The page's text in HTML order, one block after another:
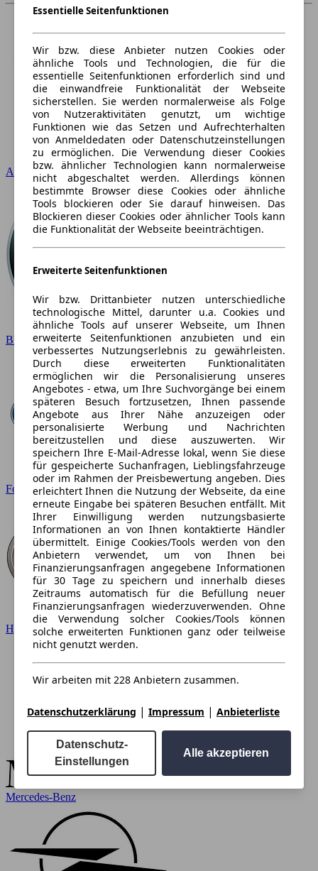
Audi
BMW
Ford
Hyundai
Mercedes-Benz
Essentielle Seitenfunktionen
Wir bzw. diese Anbieter nutzen Cookies oder
ähnliche Tools und Technologien, die für die
essentielle Seitenfunktionen erforderlich sind und
die einwandfreie Funktionalität der Webseite
sicherstellen. Sie werden normalerweise als Folge
von Nutzeraktivitäten genutzt, um wichtige
Funktionen wie das Setzen und Aufrechterhalten
von Anmeldedaten oder Datenschutzeinstellungen
zu ermöglichen. Die Verwendung dieser Cookies
bzw. ähnlicher Technologien kann normalerweise
nicht abgeschaltet werden. Allerdings können
bestimmte Browser diese Cookies oder ähnliche
Tools blockieren oder Sie darauf hinweisen. Das
Blockieren dieser Cookies oder ähnlicher Tools kann
die Funktionalität der Webseite beeinträchtigen.
Erweiterte Seitenfunktionen
Wir bzw. Drittanbieter nutzen unterschiedliche
technologische Mittel, darunter u.a. Cookies und
ähnliche Tools auf unserer Webseite, um Ihnen
erweiterte Seitenfunktionen anzubieten und ein
verbessertes Nutzungserlebnis zu gewährleisten.
Durch diese erweiterten Funktionalitäten
ermöglichen wir die Personalisierung unseres
Angebotes - etwa, um Ihre Suchvorgänge bei einem
späteren Besuch fortzusetzen, Ihnen passende
Angebote aus Ihrer Nähe anzuzeigen oder
personalisierte Werbung und Nachrichten
bereitzustellen und diese auszuwerten. Wir
speichern Ihre E-Mail-Adresse lokal, wenn Sie diese
für gespeicherte Suchanfragen, Lieblingsfahrzeuge
oder im Rahmen der Preisbewertung angeben. Dies
erleichtert Ihnen die Nutzung der Webseite, da eine
erneute Eingabe bei späteren Besuchen entfällt. Mit
Ihrer Einwilligung werden nutzungsbasierte
Informationen an von Ihnen kontaktierte Händler
übermittelt. Einige Cookies/Tools werden von den
Anbietern verwendet, um von Ihnen bei
Finanzierungsanfragen angegebene Informationen
für 30 Tage zu speichern und innerhalb dieses
Zeitraums automatisch für die Befüllung neuer
Finanzierungsanfragen wiederzuverwenden. Ohne
die Verwendung solcher Cookies/Tools können
solche erweiterten Funktionen ganz oder teilweise
nicht genutzt werden.
Wir arbeiten mit 228 Anbietern zusammen.
Datenschutzerklärung | Impressum | Anbieterliste
Datenschutz-
Einstellungen
Alle akzeptieren